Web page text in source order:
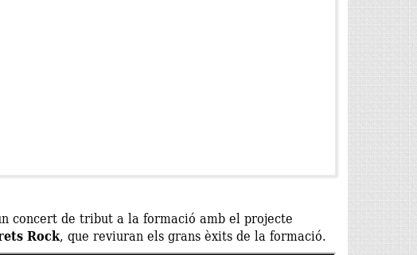
concert de tribut a la formació amb el projecte
Rock, que reviuran els grans èxits de la formació.